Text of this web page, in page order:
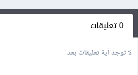
0 تعليقات
لا توجد أية تعليقات بعد